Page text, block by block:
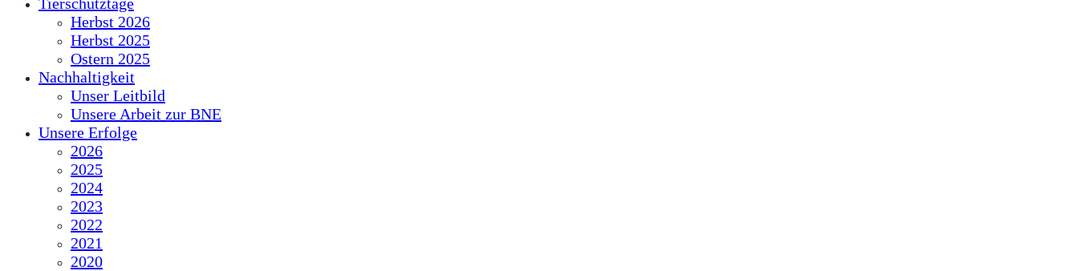
Herbst 2026
Herbst 2025
Ostern 2025
Nachhaltigkeit
Unser Leitbild
Unsere Arbeit zur BNE
Unsere Erfolge
2026
2025
2024
2023
2022
2021
2020